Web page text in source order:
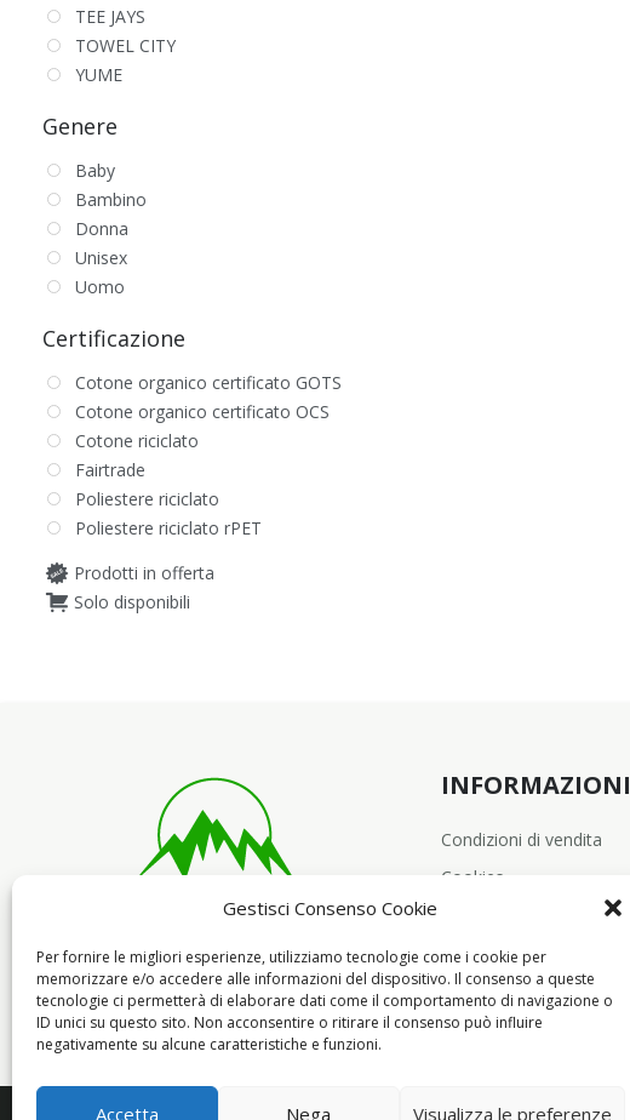
Gestisci Consenso Cookie
Per fornire le migliori esperienze, utilizziamo tecnologie come i cookie per
memorizzare e/o accedere alle informazioni del dispositivo. Il consenso a queste
tecnologie ci permetterà di elaborare dati come il comportamento di navigazione o
ID unici su questo sito. Non acconsentire o ritirare il consenso può influire
negativamente su alcune caratteristiche e funzioni.
Accetta Nega Visualizza le preferenze
TEE JAYS
TOWEL CITY
YUME
Genere
Baby
Bambino
Donna
Unisex
Uomo
Certificazione
Cotone organico certificato GOTS
Cotone organico certificato OCS
Cotone riciclato
Fairtrade
Poliestere riciclato
Poliestere riciclato rPET
Prodotti in offerta
Solo disponibili
INFORMAZIONI
Condizioni di vendita
Cookies